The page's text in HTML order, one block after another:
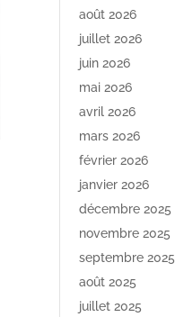
août 2026
juillet 2026
juin 2026
mai 2026
avril 2026
mars 2026
février 2026
janvier 2026
décembre 2025
novembre 2025
septembre 2025
août 2025
juillet 2025